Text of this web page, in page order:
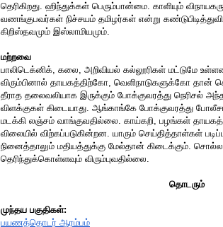
தெரிகிறது. ஹிந்துக்கள் பெரும்பான்மை. காளியும்
வணங்குபவர்கள் நிச்சயம் தமிழர்கள் என்று
கிறிஸ்தவமும் இஸ்லாமியமும்.
மற்றவை
பாலிடெக்னிக், கலை, அறிவியல் கல்லூரிகள் மட்டுமே
விரும்பினால் தாயகத்திற்கோ, வெளிநாடுகளுக்கோ தான்
தீராத தலைவலியாக இருக்கும் போக்குவரத்து நெரிசல்
விளக்குகள் கிடையாது. ஆங்காங்கே போக்குவரத்து
மடக்கி லஞ்சம் வாங்குவதில்லை. காய்கறி, பழங்கள்
விலையில் விற்கப்படுகின்றன. யாரும் செய்தித்தாள்கள்
நினைத்தாலும் மதியத்துக்கு மேல்தான் கிடைக்கும்.
தெரிந்துக்கொள்ளவும் விரும்புவதில்லை.
தொடரும்
முந்தய பகுதிகள்:
பயணத்தொடர் ஆரம்பம்